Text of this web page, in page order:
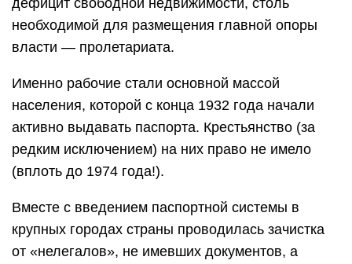
необходимой для размещения главной опоры
власти — пролетариата.
Именно рабочие стали основной массой
населения, которой с конца 1932 года начали
активно выдавать паспорта. Крестьянство (за
редким исключением) на них право не имело
(вплоть до 1974 года!).
Вместе с введением паспортной системы в
крупных городах страны проводилась зачистка
от «нелегалов», не имевших документов, а